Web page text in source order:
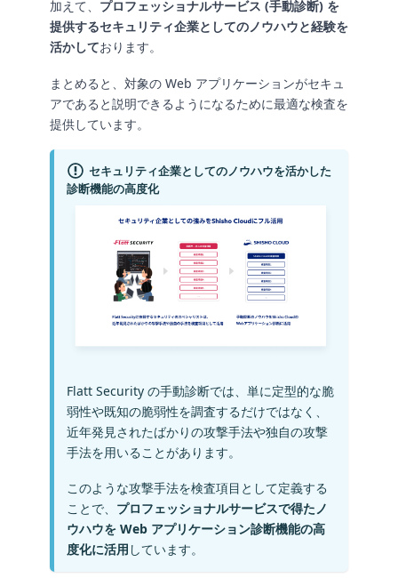
加えて、 プロフェッショナルサービス (手動診断) を
提供するセキュリティ企業としてのノウハウと経験を
活かしております。
まとめると、対象の Web アプリケーションがセキュ
アであると説明できるようになるために最適な検査を
提供しています。
セキュリティ企業としてのノウハウを活かした
診断機能の高度化
Flatt Security の手動診断では、単に定型的な脆
弱性や既知の脆弱性を調査するだけではなく、
近年発見されたばかりの攻撃手法や独自の攻撃
手法を用いることがあります。
このような攻撃手法を検査項目として定義する
ことで、 プロフェッショナルサービスで得たノ
ウハウを Web アプリケーション診断機能の高
度化に活用 しています。